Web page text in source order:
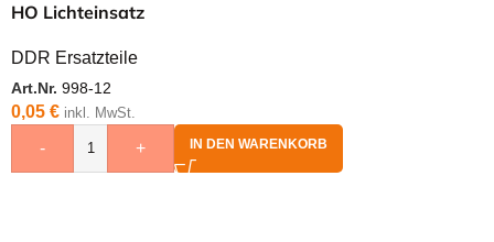
HO Lichteinsatz
DDR Ersatzteile
Art.Nr. 998-12
0,05 € inkl. MwSt.
- + IN DEN WARENKORB